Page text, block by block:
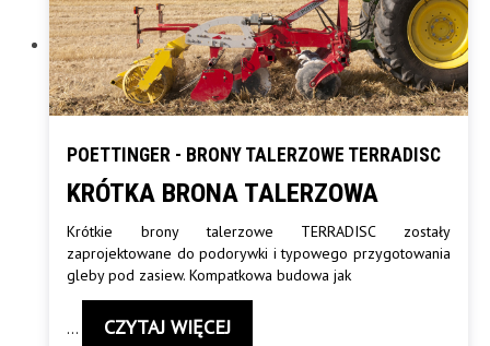
POETTINGER - BRONY TALERZOWE TERRADISC
KRÓTKA BRONA TALERZOWA
Krótkie brony talerzowe TERRADISC zostały
zaprojektowane do podorywki i typowego przygotowania
gleby pod zasiew. Kompatkowa budowa jak
… CZYTAJ WIĘCEJ